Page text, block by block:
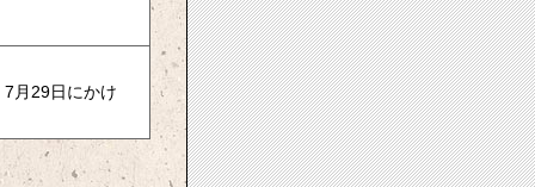
月29日にかけ